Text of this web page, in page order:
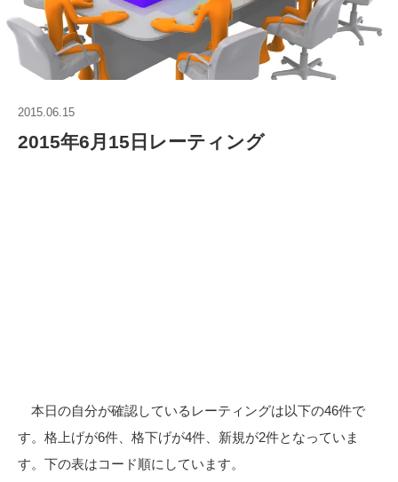
2015.06.15
2015年6月15日レーティング
本日の自分が確認しているレーティングは以下の46件で
す。格上げが6件、格下げが4件、新規が2件となっていま
す。下の表はコード順にしています。